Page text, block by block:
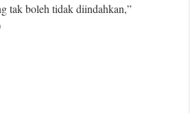
tak boleh tidak diindahkan,”